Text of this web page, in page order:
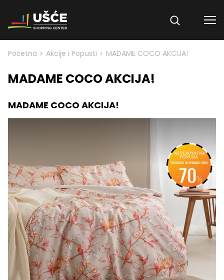
Skip to content
Početna > Akcije i Popusti > MADAME COCO AKCIJA!
MADAME COCO AKCIJA!
MADAME COCO AKCIJA!